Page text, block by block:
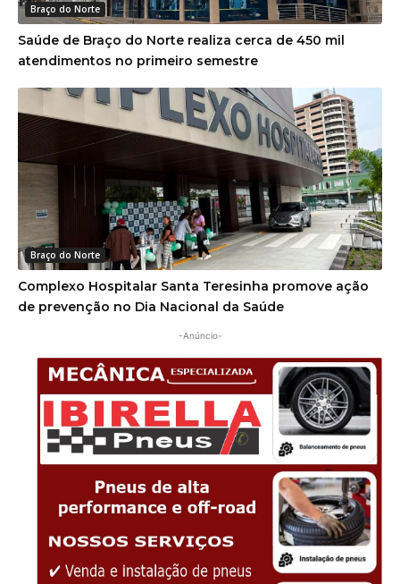
Braço do Norte
Saúde de Braço do Norte realiza cerca de 450 mil
atendimentos no primeiro semestre
Braço do Norte
Complexo Hospitalar Santa Teresinha promove ação
de prevenção no Dia Nacional da Saúde
-Anúncio-